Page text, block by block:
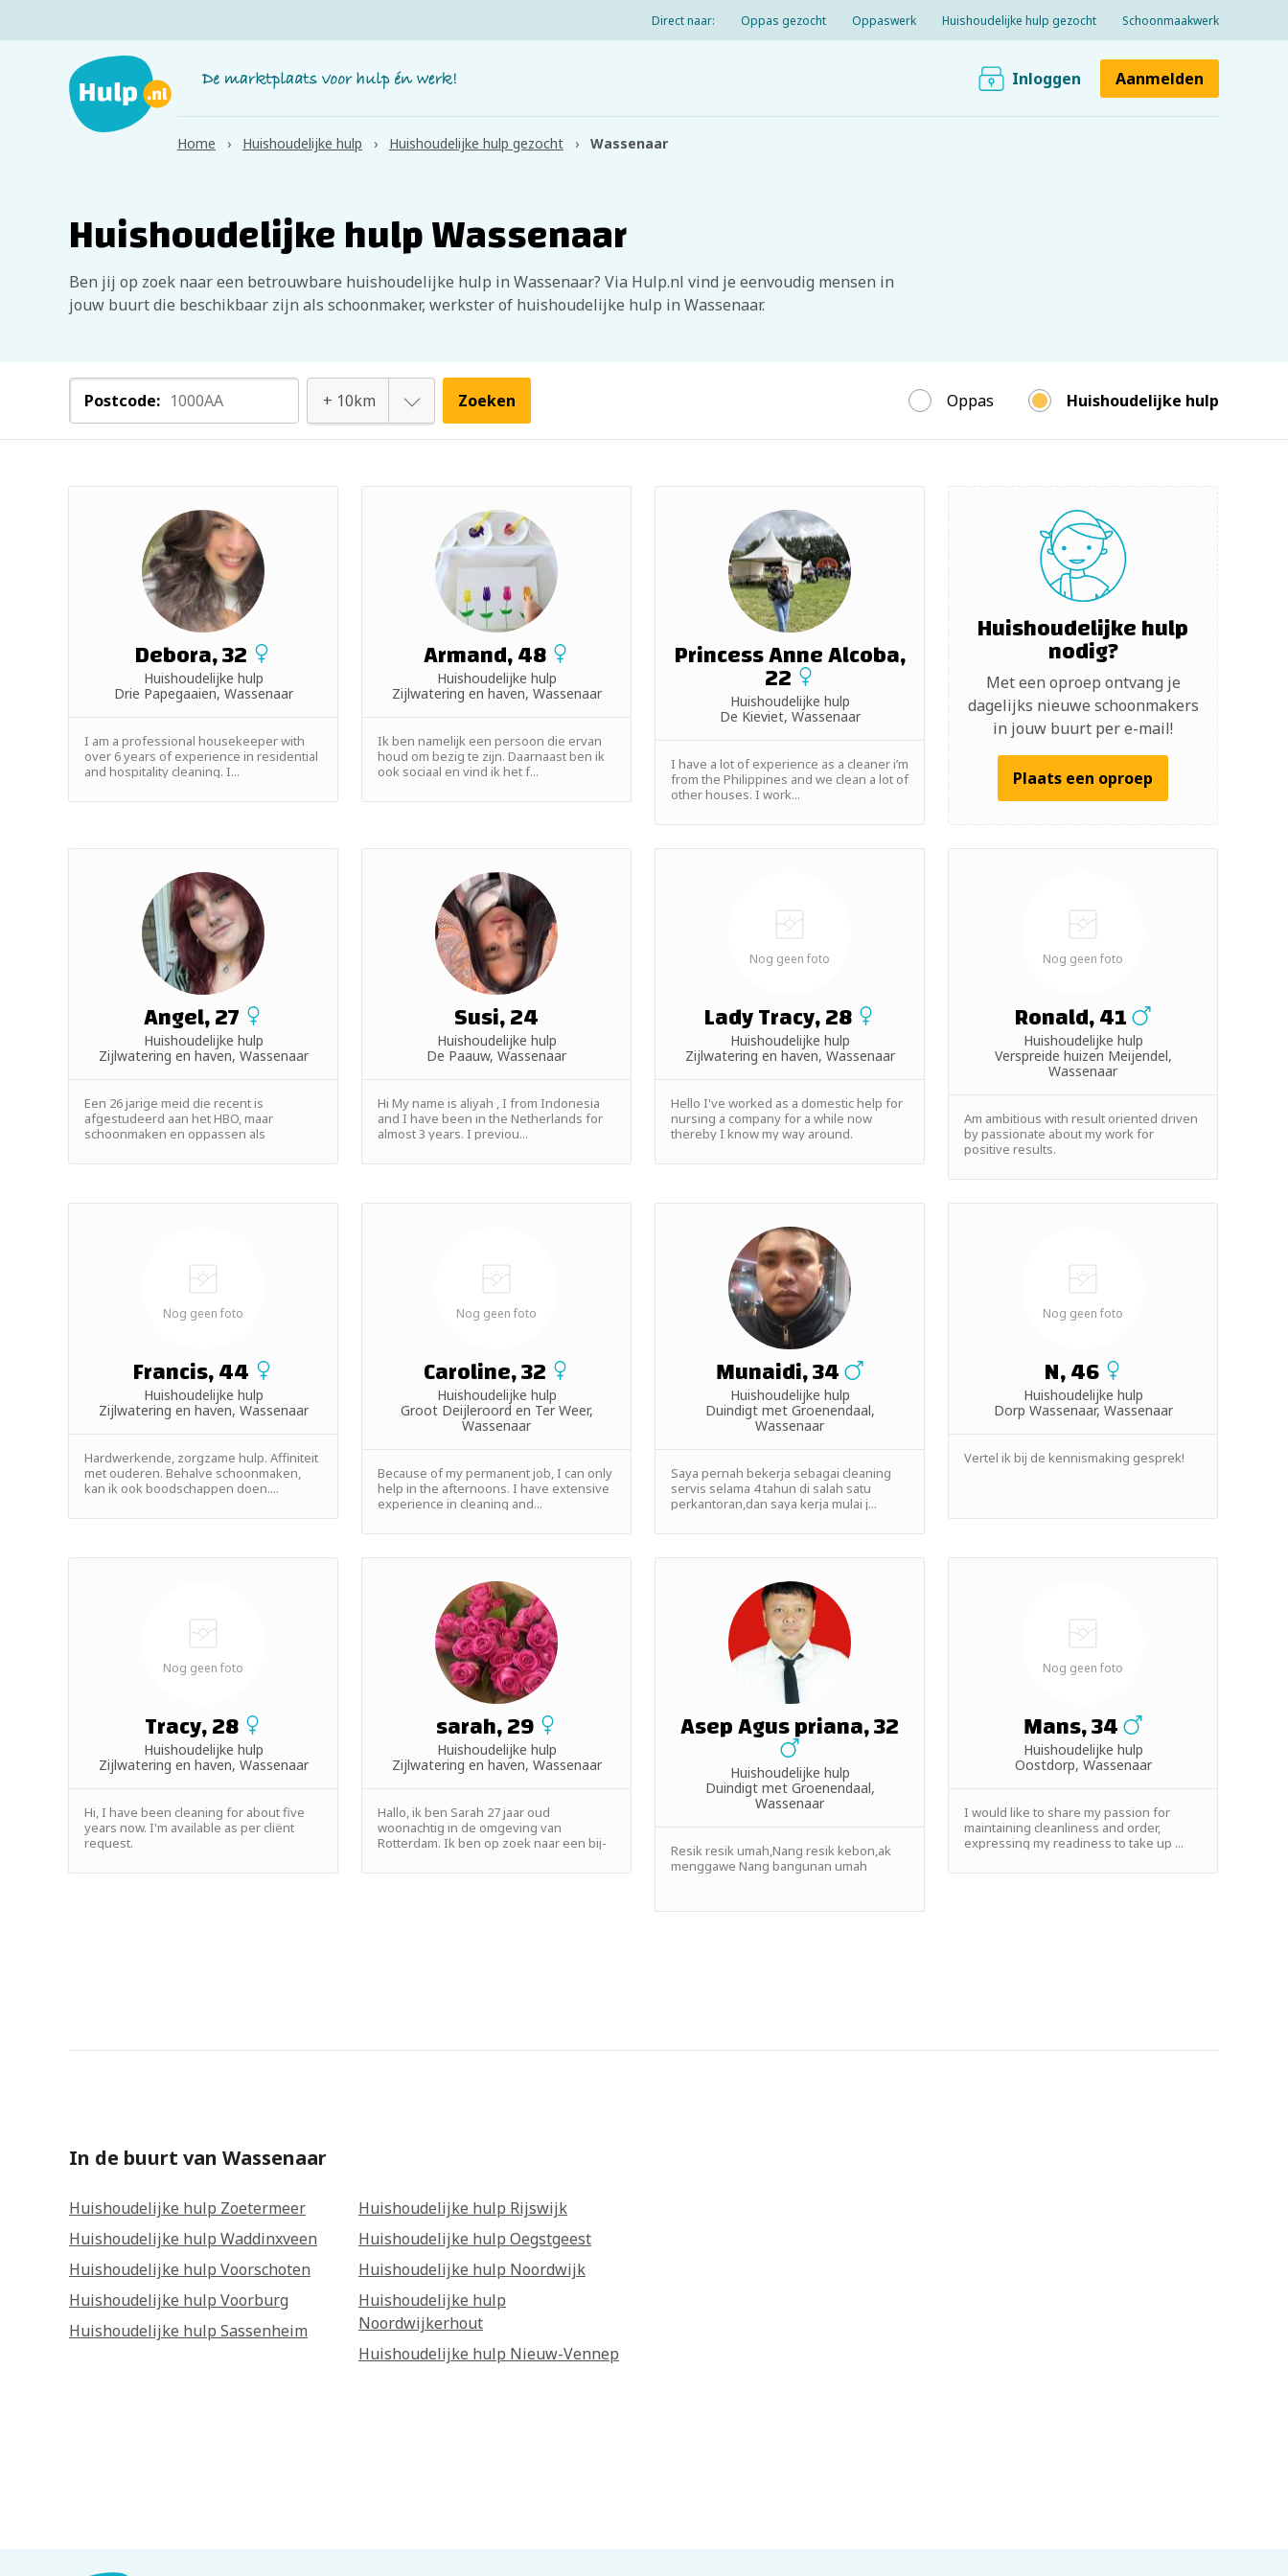
Direct naar: Oppas gezocht Oppaswerk Huishoudelijke hulp gezocht Schoonmaakwerk
Inloggen Aanmelden
Home Huishoudelijke hulp Huishoudelijke hulp gezocht Wassenaar
Huishoudelijke hulp Wassenaar
Ben jij op zoek naar een betrouwbare huishoudelijke hulp in Wassenaar? Via Hulp.nl vind je eenvoudig mensen in
jouw buurt die beschikbaar zijn als schoonmaker, werkster of huishoudelijke hulp in Wassenaar.
Postcode
+ 2km
+ 5km
Zoeken Oppas Huishoudelijke hulp
Debora, 32
Huishoudelijke hulp
Drie Papegaaien, Wassenaar
I am a professional housekeeper with
over 6 years of experience in residential
and hospitality cleaning. I...
Armand, 48
Huishoudelijke hulp
Zijlwatering en haven, Wassenaar
Ik ben namelijk een persoon die ervan
houd om bezig te zijn. Daarnaast ben ik
ook sociaal en vind ik het f...
Princess Anne Alcoba,
22
Huishoudelijke hulp
De Kieviet, Wassenaar
I have a lot of experience as a cleaner i’m
from the Philippines and we clean a lot of
other houses. I work...
Huishoudelijke hulp
nodig?
Met een oproep ontvang je
dagelijks nieuwe schoonmakers
in jouw buurt per e-mail!
Plaats een oproep
Angel, 27
Huishoudelijke hulp
Zijlwatering en haven, Wassenaar
Een 26 jarige meid die recent is
afgestudeerd aan het HBO, maar
schoonmaken en oppassen als
Susi, 24
Huishoudelijke hulp
De Paauw, Wassenaar
Hi My name is aliyah , I from Indonesia
and I have been in the Netherlands for
almost 3 years. I previou...
Nog geen foto
Lady Tracy, 28
Huishoudelijke hulp
Zijlwatering en haven, Wassenaar
Hello I've worked as a domestic help for
nursing a company for a while now
thereby I know my way around.
Nog geen foto
Ronald, 41
Huishoudelijke hulp
Verspreide huizen Meijendel,
Wassenaar
Am ambitious with result oriented driven
by passionate about my work for
positive results.
Nog geen foto
Francis, 44
Huishoudelijke hulp
Zijlwatering en haven, Wassenaar
Hardwerkende, zorgzame hulp. Affiniteit
met ouderen. Behalve schoonmaken,
kan ik ook boodschappen doen....
Nog geen foto
Caroline, 32
Huishoudelijke hulp
Groot Deijleroord en Ter Weer,
Wassenaar
Because of my permanent job, I can only
help in the afternoons. I have extensive
experience in cleaning and...
Munaidi, 34
Huishoudelijke hulp
Duindigt met Groenendaal,
Wassenaar
Saya pernah bekerja sebagai cleaning
servis selama 4 tahun di salah satu
perkantoran,dan saya kerja mulai j...
Nog geen foto
N, 46
Huishoudelijke hulp
Dorp Wassenaar, Wassenaar
Vertel ik bij de kennismaking gesprek!
Nog geen foto
Tracy, 28
Huishoudelijke hulp
Zijlwatering en haven, Wassenaar
Hi, I have been cleaning for about five
years now. I'm available as per cliënt
request.
sarah, 29
Huishoudelijke hulp
Zijlwatering en haven, Wassenaar
Hallo, ik ben Sarah 27 jaar oud
woonachtig in de omgeving van
Rotterdam. Ik ben op zoek naar een bij-
Asep Agus priana, 32
Huishoudelijke hulp
Duindigt met Groenendaal,
Wassenaar
Resik resik umah,Nang resik kebon,ak
menggawe Nang bangunan umah
Nog geen foto
Mans, 34
Huishoudelijke hulp
Oostdorp, Wassenaar
I would like to share my passion for
maintaining cleanliness and order,
expressing my readiness to take up ...
In de buurt van Wassenaar
Huishoudelijke hulp Zoetermeer
Huishoudelijke hulp Waddinxveen
Huishoudelijke hulp Voorschoten
Huishoudelijke hulp Voorburg
Huishoudelijke hulp Sassenheim
Huishoudelijke hulp Rijswijk
Huishoudelijke hulp Oegstgeest
Huishoudelijke hulp Noordwijk
Huishoudelijke hulp
Noordwijkerhout
Huishoudelijke hulp Nieuw-Vennep